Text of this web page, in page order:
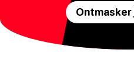
Ontmasker